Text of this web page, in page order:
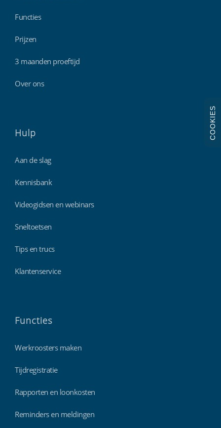
Functies
Prijzen
3 maanden proeftijd
Over ons
Hulp
Aan de slag
Kennisbank
Videogidsen en webinars
Sneltoetsen
Tips en trucs
Klantenservice
Functies
Werkroosters maken
Tijdregistratie
Rapporten en loonkosten
Reminders en meldingen
COOKIES